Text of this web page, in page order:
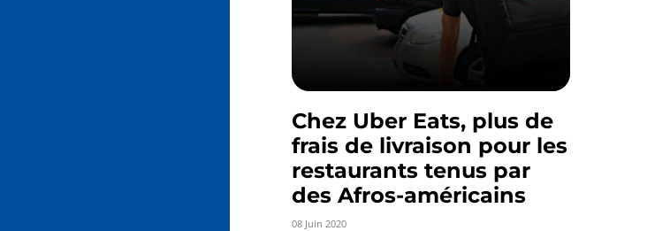
Chez Uber Eats, plus de
frais de livraison pour les
restaurants tenus par
des Afros-américains
08 Juin 2020